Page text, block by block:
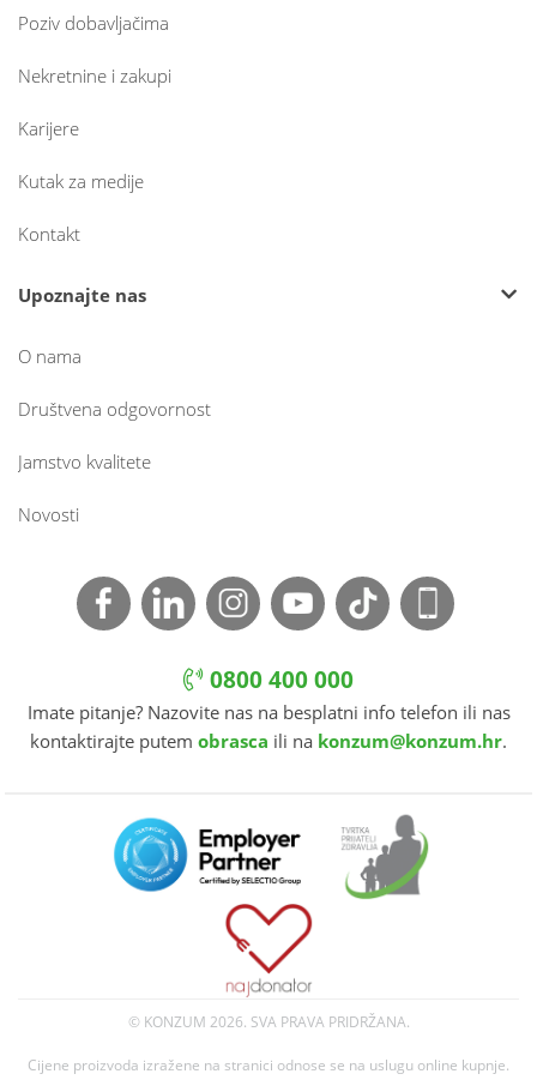
Poziv dobavljačima
Nekretnine i zakupi
Karijere
Kutak za medije
Kontakt
Upoznajte nas
O nama
Društvena odgovornost
Jamstvo kvalitete
Novosti
0800 400 000
Imate pitanje? Nazovite nas na besplatni info telefon ili nas
kontaktirajte putem obrasca ili na konzum@konzum.hr.
© KONZUM 2026. SVA PRAVA PRIDRŽANA.
Cijene proizvoda izražene na stranici odnose se na uslugu online kupnje.